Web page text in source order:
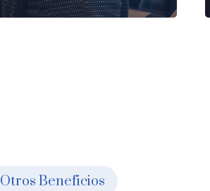
Otros Beneficios